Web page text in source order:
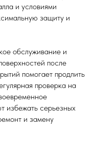
и условиями
защиту и
обслуживание и
после
помогает продлить
проверка на
избежать серьезных
и замену